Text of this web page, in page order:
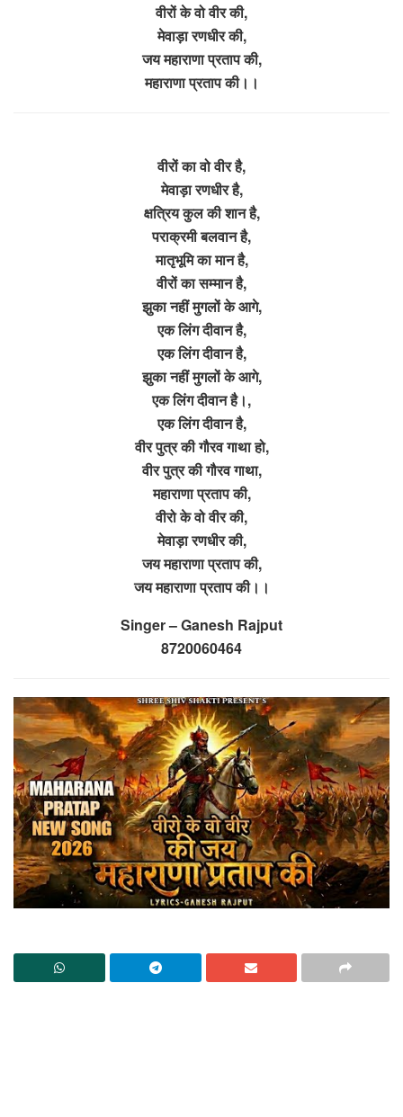
वीरों के वो वीर की,
मेवाड़ा रणधीर की,
जय महाराणा प्रताप की,
महाराणा प्रताप की।।
वीरों का वो वीर है,
मेवाड़ा रणधीर है,
क्षत्रिय कुल की शान है,
पराक्रमी बलवान है,
मातृभूमि का मान है,
वीरों का सम्मान है,
झुका नहीं मुगलों के आगे,
एक लिंग दीवान है,
एक लिंग दीवान है,
झुका नहीं मुगलों के आगे,
एक लिंग दीवान है।,
एक लिंग दीवान है,
वीर पुत्र की गौरव गाथा हो,
वीर पुत्र की गौरव गाथा,
महाराणा प्रताप की,
वीरो के वो वीर की,
मेवाड़ा रणधीर की,
जय महाराणा प्रताप की,
जय महाराणा प्रताप की।।
Singer – Ganesh Rajput
8720060464